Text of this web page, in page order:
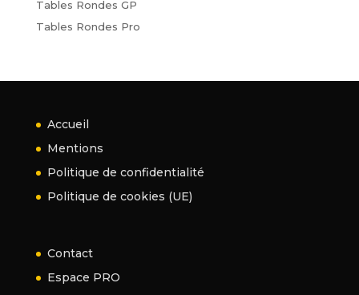
Tables Rondes GP
Tables Rondes Pro
Accueil
Mentions
Politique de confidentialité
Politique de cookies (UE)
Contact
Espace PRO